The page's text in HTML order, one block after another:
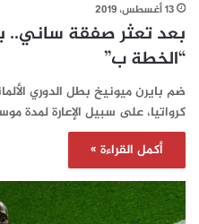
13 أغسطس، 2019
بعد تعثر صفقة ساني..
“الخطة ب”
ضم بايرن ميونيخ بطل الدوري
كرواتيا، على سبيل الإعارة لمدة
أكمل القراءة »